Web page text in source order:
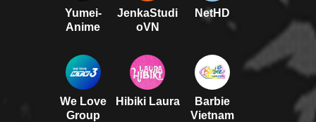
Yumei-
Anime
JenkaStudi
oVN
NetHD
We Love
Group
Hibiki Laura
Barbie
Vietnam